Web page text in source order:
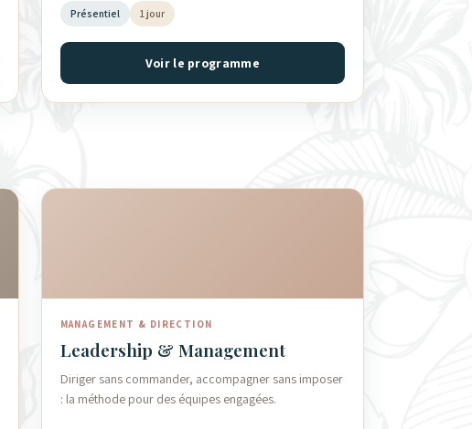
Présentiel 1 jour
Voir le programme
MANAGEMENT & DIRECTION
Leadership & Management
Diriger sans commander, accompagner sans imposer
: la méthode pour des équipes engagées.